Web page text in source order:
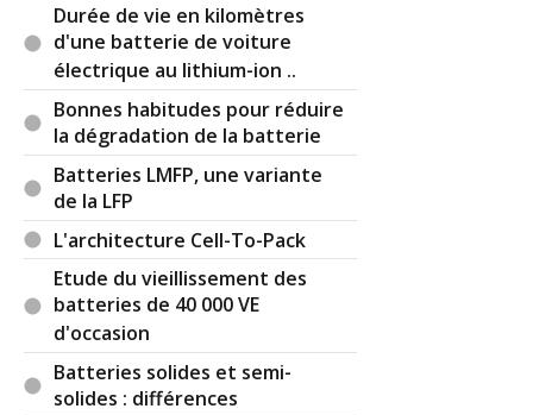
Durée de vie en kilomètres
d'une batterie de voiture
électrique au lithium-ion ..
Bonnes habitudes pour réduire
la dégradation de la batterie
Batteries LMFP, une variante
de la LFP
L'architecture Cell-To-Pack
Etude du vieillissement des
batteries de 40 000 VE
d'occasion
Batteries solides et semi-
solides : différences